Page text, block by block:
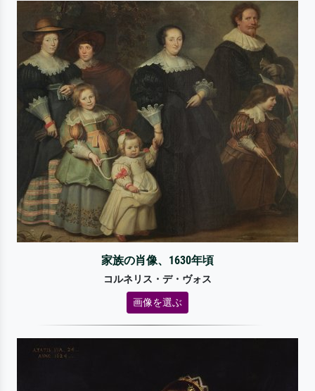
家族の肖像、1630年頃
コルネリス・デ・ヴォス
画像を選ぶ